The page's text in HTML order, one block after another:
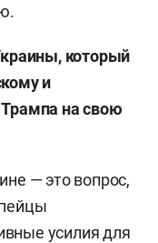
который
и
на свою
— это вопрос,
усилия для